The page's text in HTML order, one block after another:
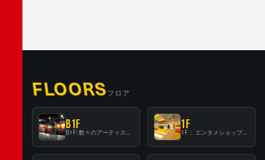
FLOORSフロア
B1F
B1F: 数々のアーティストが立った、インストアイベントの聖地！
1F
1F： エンタメショップならではのイマーシブ空間